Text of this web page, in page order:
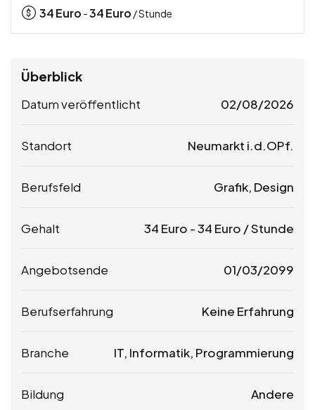
34Euro -34Euro / Stunde
Überblick
Datum veröffentlicht 02/08/2026
Standort Neumarkt i.d.OPf.
Berufsfeld Grafik, Design
Gehalt 34 Euro -34 Euro / Stunde
Angebotsende 01/03/2099
Berufserfahrung Keine Erfahrung
Branche IT, Informatik, Programmierung
Bildung Andere